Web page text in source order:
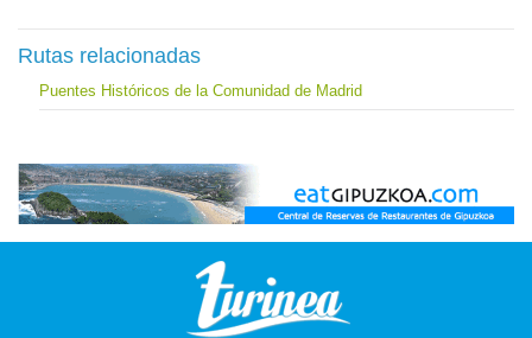
Rutas relacionadas
Puentes Históricos de la Comunidad de Madrid